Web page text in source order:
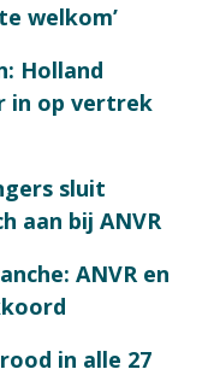
welkom’
Holland
in op vertrek
sluit
aan bij ANVR
ANVR en
in alle 27